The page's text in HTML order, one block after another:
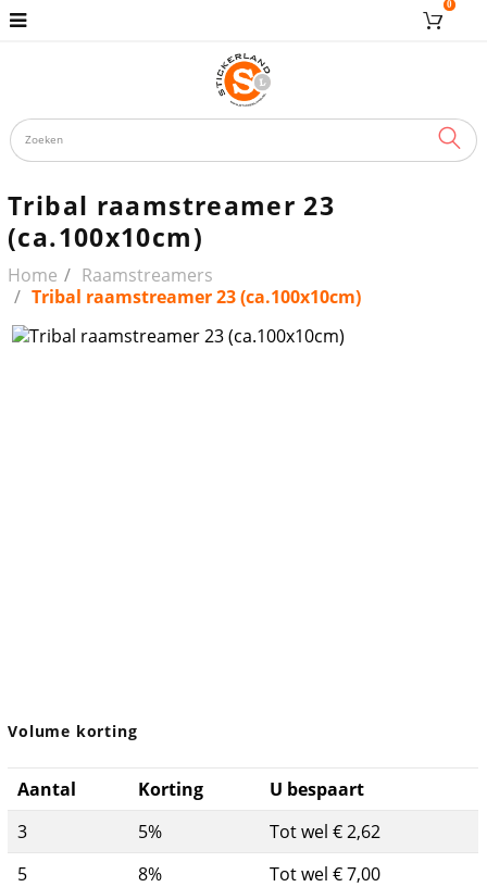
0
Tribal raamstreamer 23
(ca.100x10cm)
Home
Raamstreamers
Tribal raamstreamer 23 (ca.100x10cm)
Volume korting
Aantal Korting
U bespaart
3
5%
Tot wel € 2,62
5
8%
Tot wel € 7,00